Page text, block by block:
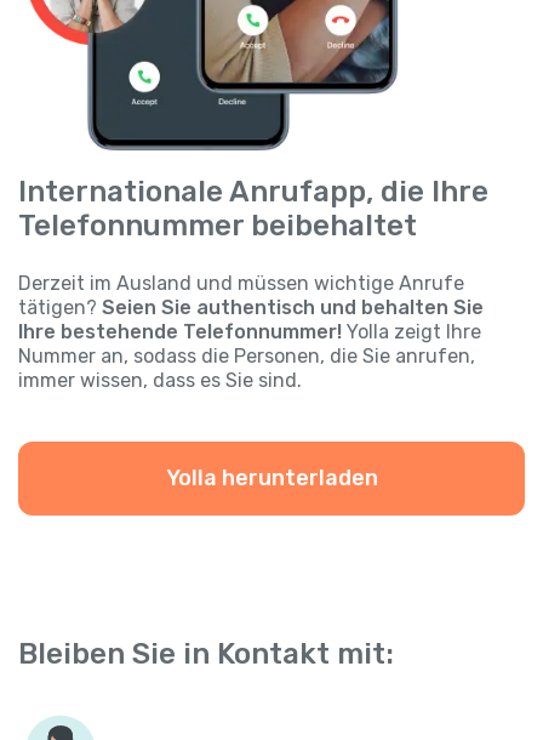
Internationale Anrufapp, die Ihre
Telefonnummer beibehaltet
Derzeit im Ausland und müssen wichtige Anrufe
tätigen? Seien Sie authentisch und behalten Sie
Ihre bestehende Telefonnummer! Yolla zeigt Ihre
Nummer an, sodass die Personen, die Sie anrufen,
immer wissen, dass es Sie sind.
Yolla herunterladen
Bleiben Sie in Kontakt mit: